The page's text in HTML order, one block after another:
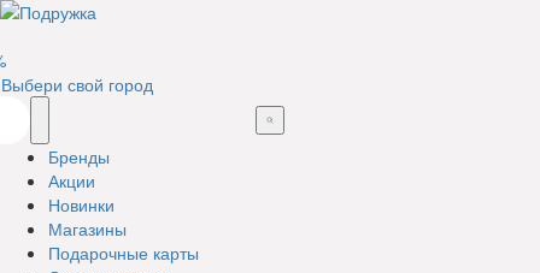
Выбери свой город
Бренды
Акции
Новинки
Магазины
Подарочные карты